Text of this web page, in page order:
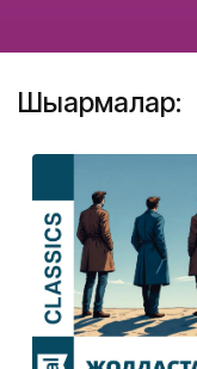
Шығармалар: